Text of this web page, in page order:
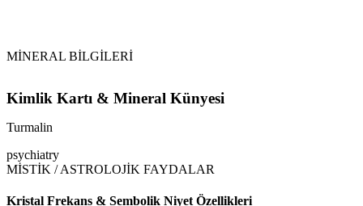
MİNERAL BİLGİLERİ
Kimlik Kartı & Mineral Künyesi
Turmalin
psychiatry
MİSTİK / ASTROLOJİK FAYDALAR
Kristal Frekans & Sembolik Niyet Özellikleri